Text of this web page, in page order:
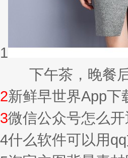
1
下午茶，晚餐后
2新鲜早世界App下
3微信公众号怎么
4什么软件可以用